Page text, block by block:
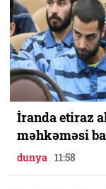
İranda etiraz
məhkəməsi
dunya 11:58